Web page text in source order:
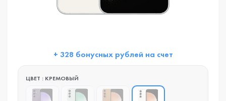
+ 328 бонусных рублей на счет
ЦВЕТ : КРЕМОВЫЙ